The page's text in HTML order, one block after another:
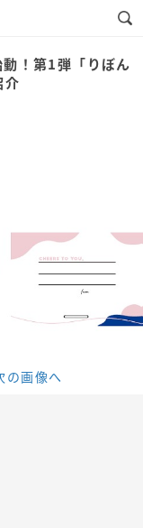
！第1弾「りぼん
介
の画像へ